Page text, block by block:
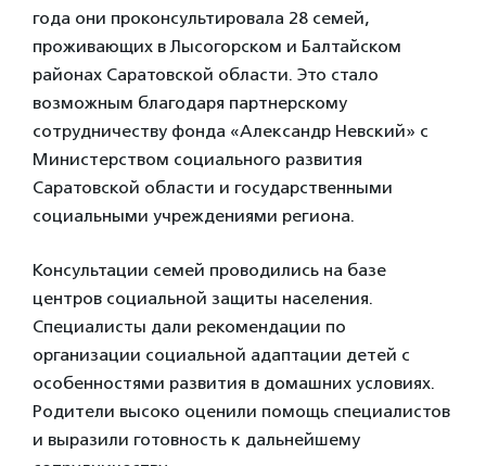
года они проконсультировала 28 семей,
проживающих в Лысогорском и Балтайском
районах Саратовской области. Это стало
возможным благодаря партнерскому
сотрудничеству фонда «Александр Невский» с
Министерством социального развития
Саратовской области и государственными
социальными учреждениями региона.
Консультации семей проводились на базе
центров социальной защиты населения.
Специалисты дали рекомендации по
организации социальной адаптации детей с
особенностями развития в домашних условиях.
Родители высоко оценили помощь специалистов
и выразили готовность к дальнейшему